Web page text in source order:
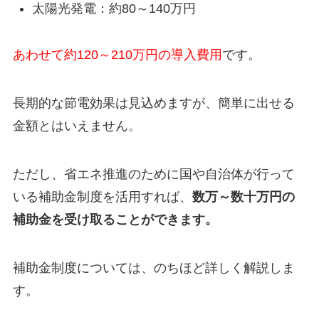
太陽光発電：約80～140万円
あわせて約120～210万円の導入費用 です。
長期的な節電効果は見込めますが、簡単に出せる
金額とはいえません。
ただし、省エネ推進のために国や自治体が行って
いる補助金制度を活用すれば、 数万～数十万円の
補助金を受け取ることができます。
補助金制度については、のちほど詳しく解説しま
す。